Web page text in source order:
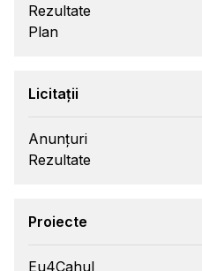
Rezultate
Plan
Licitații
Anunțuri
Rezultate
Proiecte
Eu4Cahul